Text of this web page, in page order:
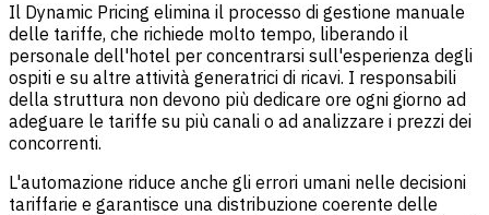
Il Dynamic Pricing elimina il processo di gestione manuale
delle tariffe, che richiede molto tempo, liberando il
personale dell'hotel per concentrarsi sull'esperienza degli
ospiti e su altre attività generatrici di ricavi. I responsabili
della struttura non devono più dedicare ore ogni giorno ad
adeguare le tariffe su più canali o ad analizzare i prezzi dei
concorrenti.
L'automazione riduce anche gli errori umani nelle decisioni
tariffarie e garantisce una distribuzione coerente delle